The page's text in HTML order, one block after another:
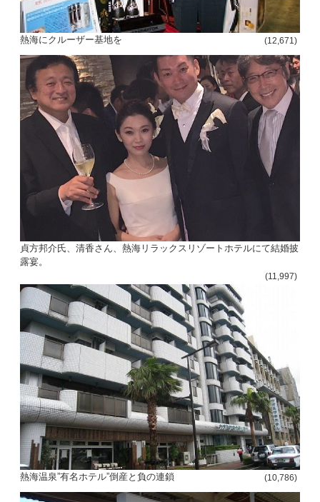
熱海にクルーザー基地を (12,671)
貞方邦介氏、清香さん、熱海リラックスリゾートホテルにて結婚披
露宴。
(11,997)
熱海温泉”有名ホテル”倒産と負の連鎖 (10,786)